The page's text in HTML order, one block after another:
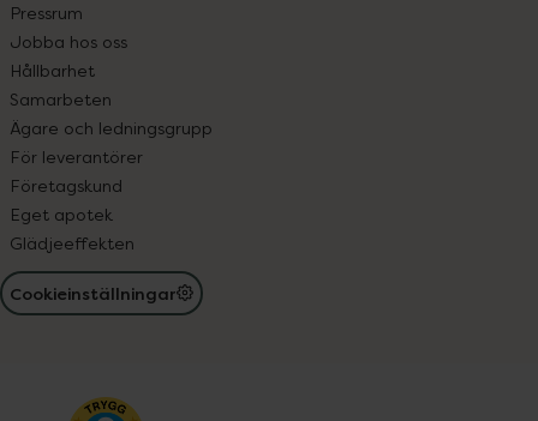
Pressrum
Jobba hos oss
Hållbarhet
Samarbeten
Ägare och ledningsgrupp
För leverantörer
Företagskund
Eget apotek
Glädjeeffekten
Cookieinställningar